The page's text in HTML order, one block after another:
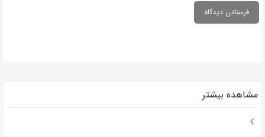
مشاهده بیشتر